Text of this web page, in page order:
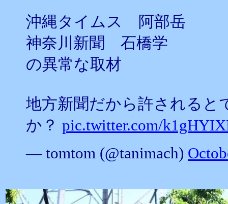
沖縄タイムス 阿部岳
神奈川新聞 石橋学
の異常な取材
地方新聞だから許されると
か？ pic.twitter.com/
— tomtom (@tanimach)